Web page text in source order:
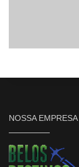
NOSSA EMPRESA